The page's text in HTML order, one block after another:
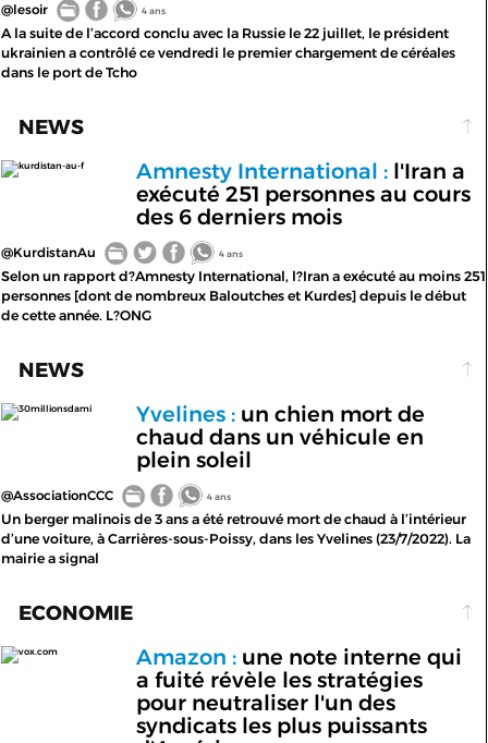
@lesoir 4 ans
A la suite de l’accord conclu avec la Russie le 22 juillet, le président
ukrainien a contrôlé ce vendredi le premier chargement de céréales
dans le port de Tcho
NEWS
kurdistan-au-f Amnesty International :l'Iran a
exécuté 251 personnes au cours
des 6 derniers mois
@KurdistanAu 4 ans
Selon un rapport d?Amnesty International, l?Iran a exécuté au moins 251
personnes [dont de nombreux Baloutches et Kurdes] depuis le début
de cette année. L?ONG
NEWS
30millionsdami Yvelines :un chien mort de
chaud dans un véhicule en
plein soleil
@AssociationCCC 4 ans
Un berger malinois de 3 ans a été retrouvé mort de chaud à l’intérieur
d’une voiture, à Carrières-sous-Poissy, dans les Yvelines (23/7/2022). La
mairie a signal
ECONOMIE
vox.com Amazon :une note interne qui
a fuité révèle les stratégies
pour neutraliser l'un des
syndicats les plus puissants